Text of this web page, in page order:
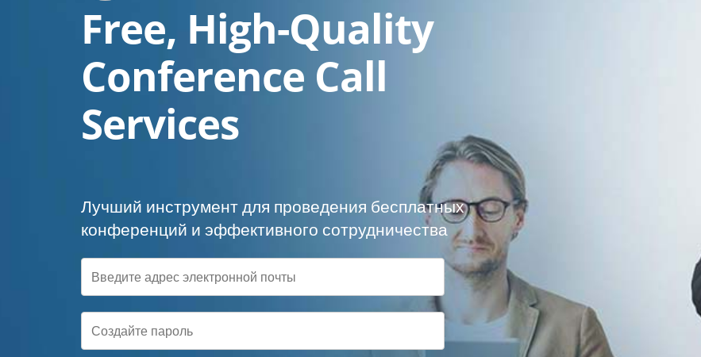
Free, High-Quality
Conference Call
Services
Лучший инструмент для проведения бесплатных
конференций и эффективного сотрудничества